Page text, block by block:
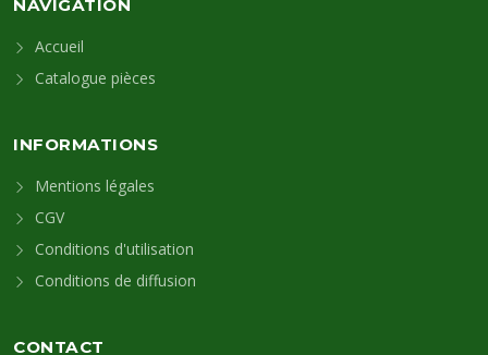
NAVIGATION
Accueil
Catalogue pièces
INFORMATIONS
Mentions légales
CGV
Conditions d'utilisation
Conditions de diffusion
CONTACT